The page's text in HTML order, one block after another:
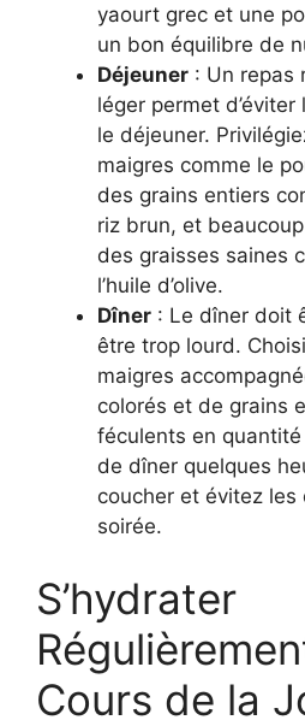
yaourt grec et une
un bon équilibre de
Déjeuner : Un repas
léger permet
le déjeuner.
maigres comme le
des grains entiers
riz brun, et
des graisses saines
l’huile d’olive.
Dîner : Le dîner doit
être trop lourd.
maigres
colorés et de grains
féculents en
de dîner quelques
coucher et évitez
soirée.
S’hydrater
Cours de la